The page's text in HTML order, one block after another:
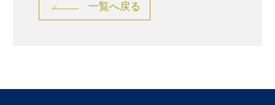
一覧へ戻る